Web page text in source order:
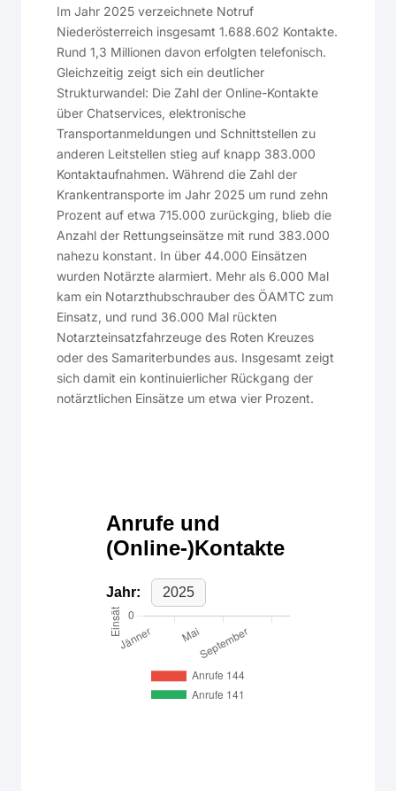
Im Jahr 2025 verzeichnete Notruf
Niederösterreich insgesamt 1.688.602 Kontakte.
Rund 1,3 Millionen davon erfolgten telefonisch.
Gleichzeitig zeigt sich ein deutlicher
Strukturwandel: Die Zahl der Online-Kontakte
über Chatservices, elektronische
Transportanmeldungen und Schnittstellen zu
anderen Leitstellen stieg auf knapp 383.000
Kontaktaufnahmen. Während die Zahl der
Krankentransporte im Jahr 2025 um rund zehn
Prozent auf etwa 715.000 zurückging, blieb die
Anzahl der Rettungseinsätze mit rund 383.000
nahezu konstant. In über 44.000 Einsätzen
wurden Notärzte alarmiert. Mehr als 6.000 Mal
kam ein Notarzthubschrauber des ÖAMTC zum
Einsatz, und rund 36.000 Mal rückten
Notarzteinsatzfahrzeuge des Roten Kreuzes
oder des Samariterbundes aus. Insgesamt zeigt
sich damit ein kontinuierlicher Rückgang der
notärztlichen Einsätze um etwa vier Prozent.